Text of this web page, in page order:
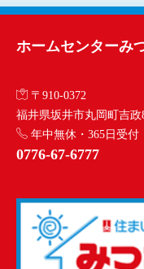
ホームセンターみ
〒910-0372
福井県坂井市丸岡町吉政
年中無休・365日受付
0776-67-6777